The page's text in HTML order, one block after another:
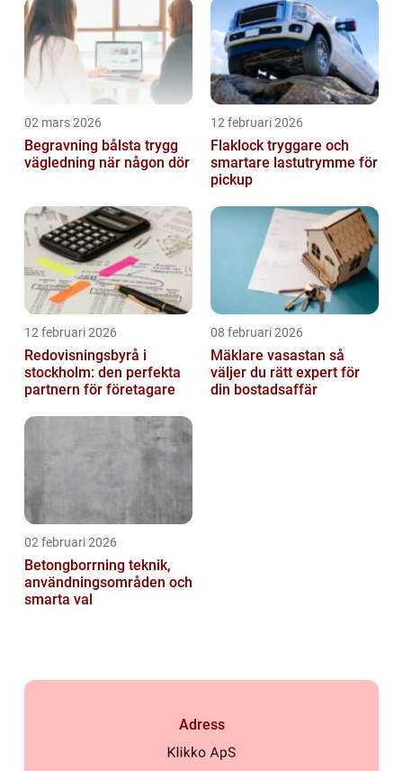
02 mars 2026
Begravning bålsta trygg
vägledning när någon dör
12 februari 2026
Flaklock tryggare och
smartare lastutrymme för
pickup
12 februari 2026
Redovisningsbyrå i
stockholm: den perfekta
partnern för företagare
08 februari 2026
Mäklare vasastan så
väljer du rätt expert för
din bostadsaffär
02 februari 2026
Betongborrning teknik,
användningsområden och
smarta val
Adress